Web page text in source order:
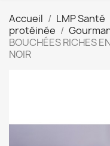
Accueil LMP Santé
protéinée
BOUCHÉES RICHES
NOIR